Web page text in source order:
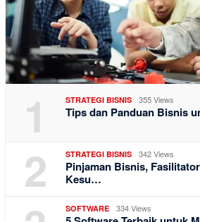
1 STRATEGI BISNIS 355 Views
Tips dan Panduan Bisnis
2 STRATEGI BISNIS 342 Views
Pinjaman Bisnis,
Kesu…
SOFTWARE 334 Views